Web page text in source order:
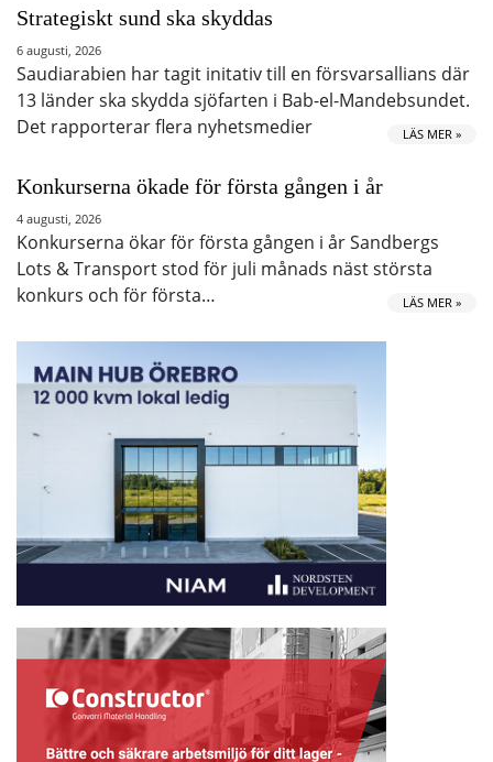
Strategiskt sund ska skyddas
6 augusti, 2026
Saudiarabien har tagit initativ till en försvarsallians där
13 länder ska skydda sjöfarten i Bab-el-Mandebsundet.
Det rapporterar flera nyhetsmedier
LÄS MER »
Konkurserna ökade för första gången i år
4 augusti, 2026
Konkurserna ökar för första gången i år Sandbergs
Lots & Transport stod för juli månads näst största
konkurs och för första…
LÄS MER »